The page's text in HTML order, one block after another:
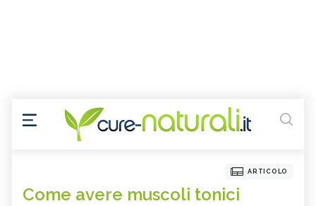
ARTICOLO
Come avere muscoli tonici